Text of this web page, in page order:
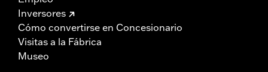
Inversores
Cómo convertirse en Concesionario
Visitas a la Fábrica
Museo